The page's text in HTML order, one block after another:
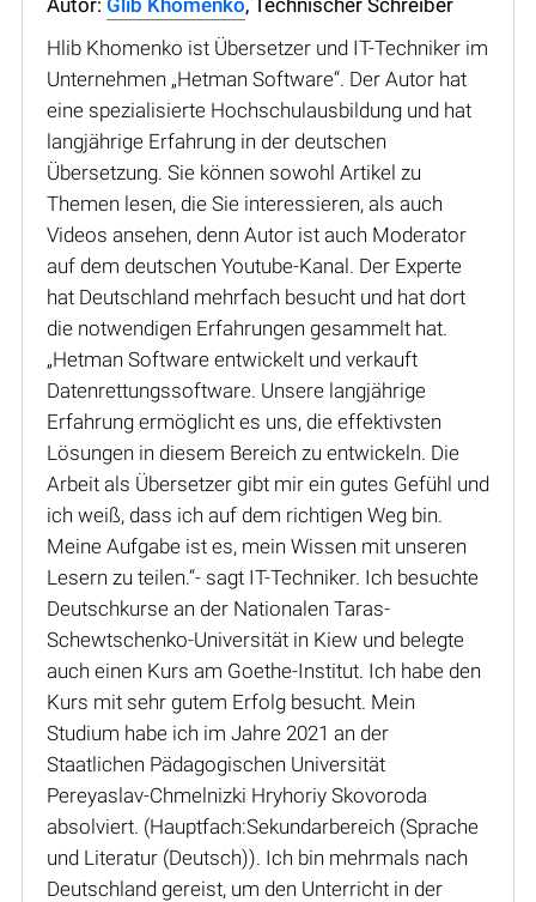
Hlib Khomenko ist Übersetzer und IT-Techniker im
Unternehmen „Hetman Software“. Der Autor hat
eine spezialisierte Hochschulausbildung und hat
langjährige Erfahrung in der deutschen
Übersetzung. Sie können sowohl Artikel zu
Themen lesen, die Sie interessieren, als auch
Videos ansehen, denn Autor ist auch Moderator
auf dem deutschen Youtube-Kanal. Der Experte
hat Deutschland mehrfach besucht und hat dort
die notwendigen Erfahrungen gesammelt hat.
„Hetman Software entwickelt und verkauft
Datenrettungssoftware. Unsere langjährige
Erfahrung ermöglicht es uns, die effektivsten
Lösungen in diesem Bereich zu entwickeln. Die
Arbeit als Übersetzer gibt mir ein gutes Gefühl und
ich weiß, dass ich auf dem richtigen Weg bin.
Meine Aufgabe ist es, mein Wissen mit unseren
Lesern zu teilen.“- sagt IT-Techniker. Ich besuchte
Deutschkurse an der Nationalen Taras-
Schewtschenko-Universität in Kiew und belegte
auch einen Kurs am Goethe-Institut. Ich habe den
Kurs mit sehr gutem Erfolg besucht. Mein
Studium habe ich im Jahre 2021 an der
Staatlichen Pädagogischen Universität
Pereyaslav-Chmelnizki Hryhoriy Skovoroda
absolviert. (Hauptfach:Sekundarbereich (Sprache
und Literatur (Deutsch)). Ich bin mehrmals nach
Deutschland gereist, um den Unterricht in der